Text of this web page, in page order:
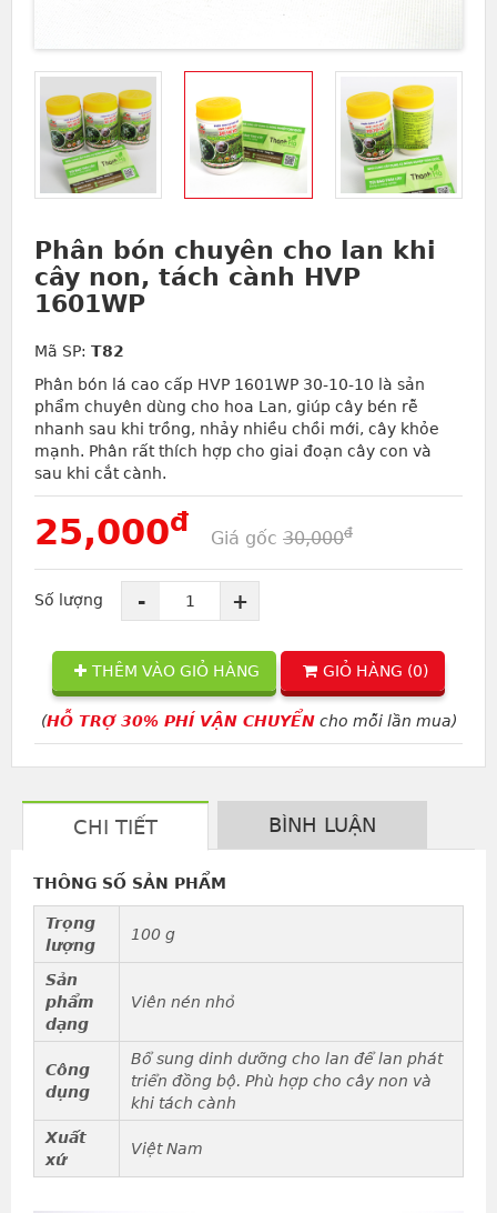
Phân bón chuyên cho lan khi
cây non, tách cành HVP
1601WP
Mã SP: T82
Phân bón lá cao cấp HVP 1601WP 30-10-10 là sản
phẩm chuyên dùng cho hoa Lan, giúp cây bén rễ
nhanh sau khi trồng, nhảy nhiều chồi mới, cây khỏe
mạnh. Phân rất thích hợp cho giai đoạn cây con và
sau khi cắt cành.
25,000đ
Giá gốc 30,000đ
Số lượng - +
THÊM VÀO GIỎ HÀNG GIỎ HÀNG (0)
(HỖ TRỢ 30% PHÍ VẬN CHUYỂNcho mỗi lần mua)
CHI TIẾT BÌNH LUẬN
THÔNG SỐ SẢN PHẨM
Trọng
lượng
100 g
Sản
phẩm
dạng
Viên nén nhỏ
Công
dụng
Bổ sung dinh dưỡng cho lan để lan phát
triển đồng bộ. Phù hợp cho cây non và
khi tách cành
Xuất
xứ
Việt Nam